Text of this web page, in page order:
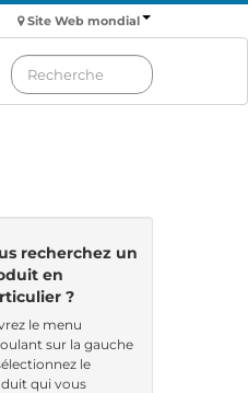
Site Web mondial
recherchez un
en
?
le menu
sur la gauche
le
qui vous